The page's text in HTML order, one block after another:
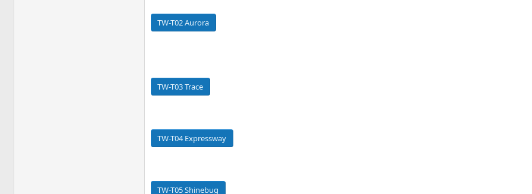
TW-T02 Aurora
TW-T03 Trace
TW-T04 Expressway
TW-T05 Shinebug